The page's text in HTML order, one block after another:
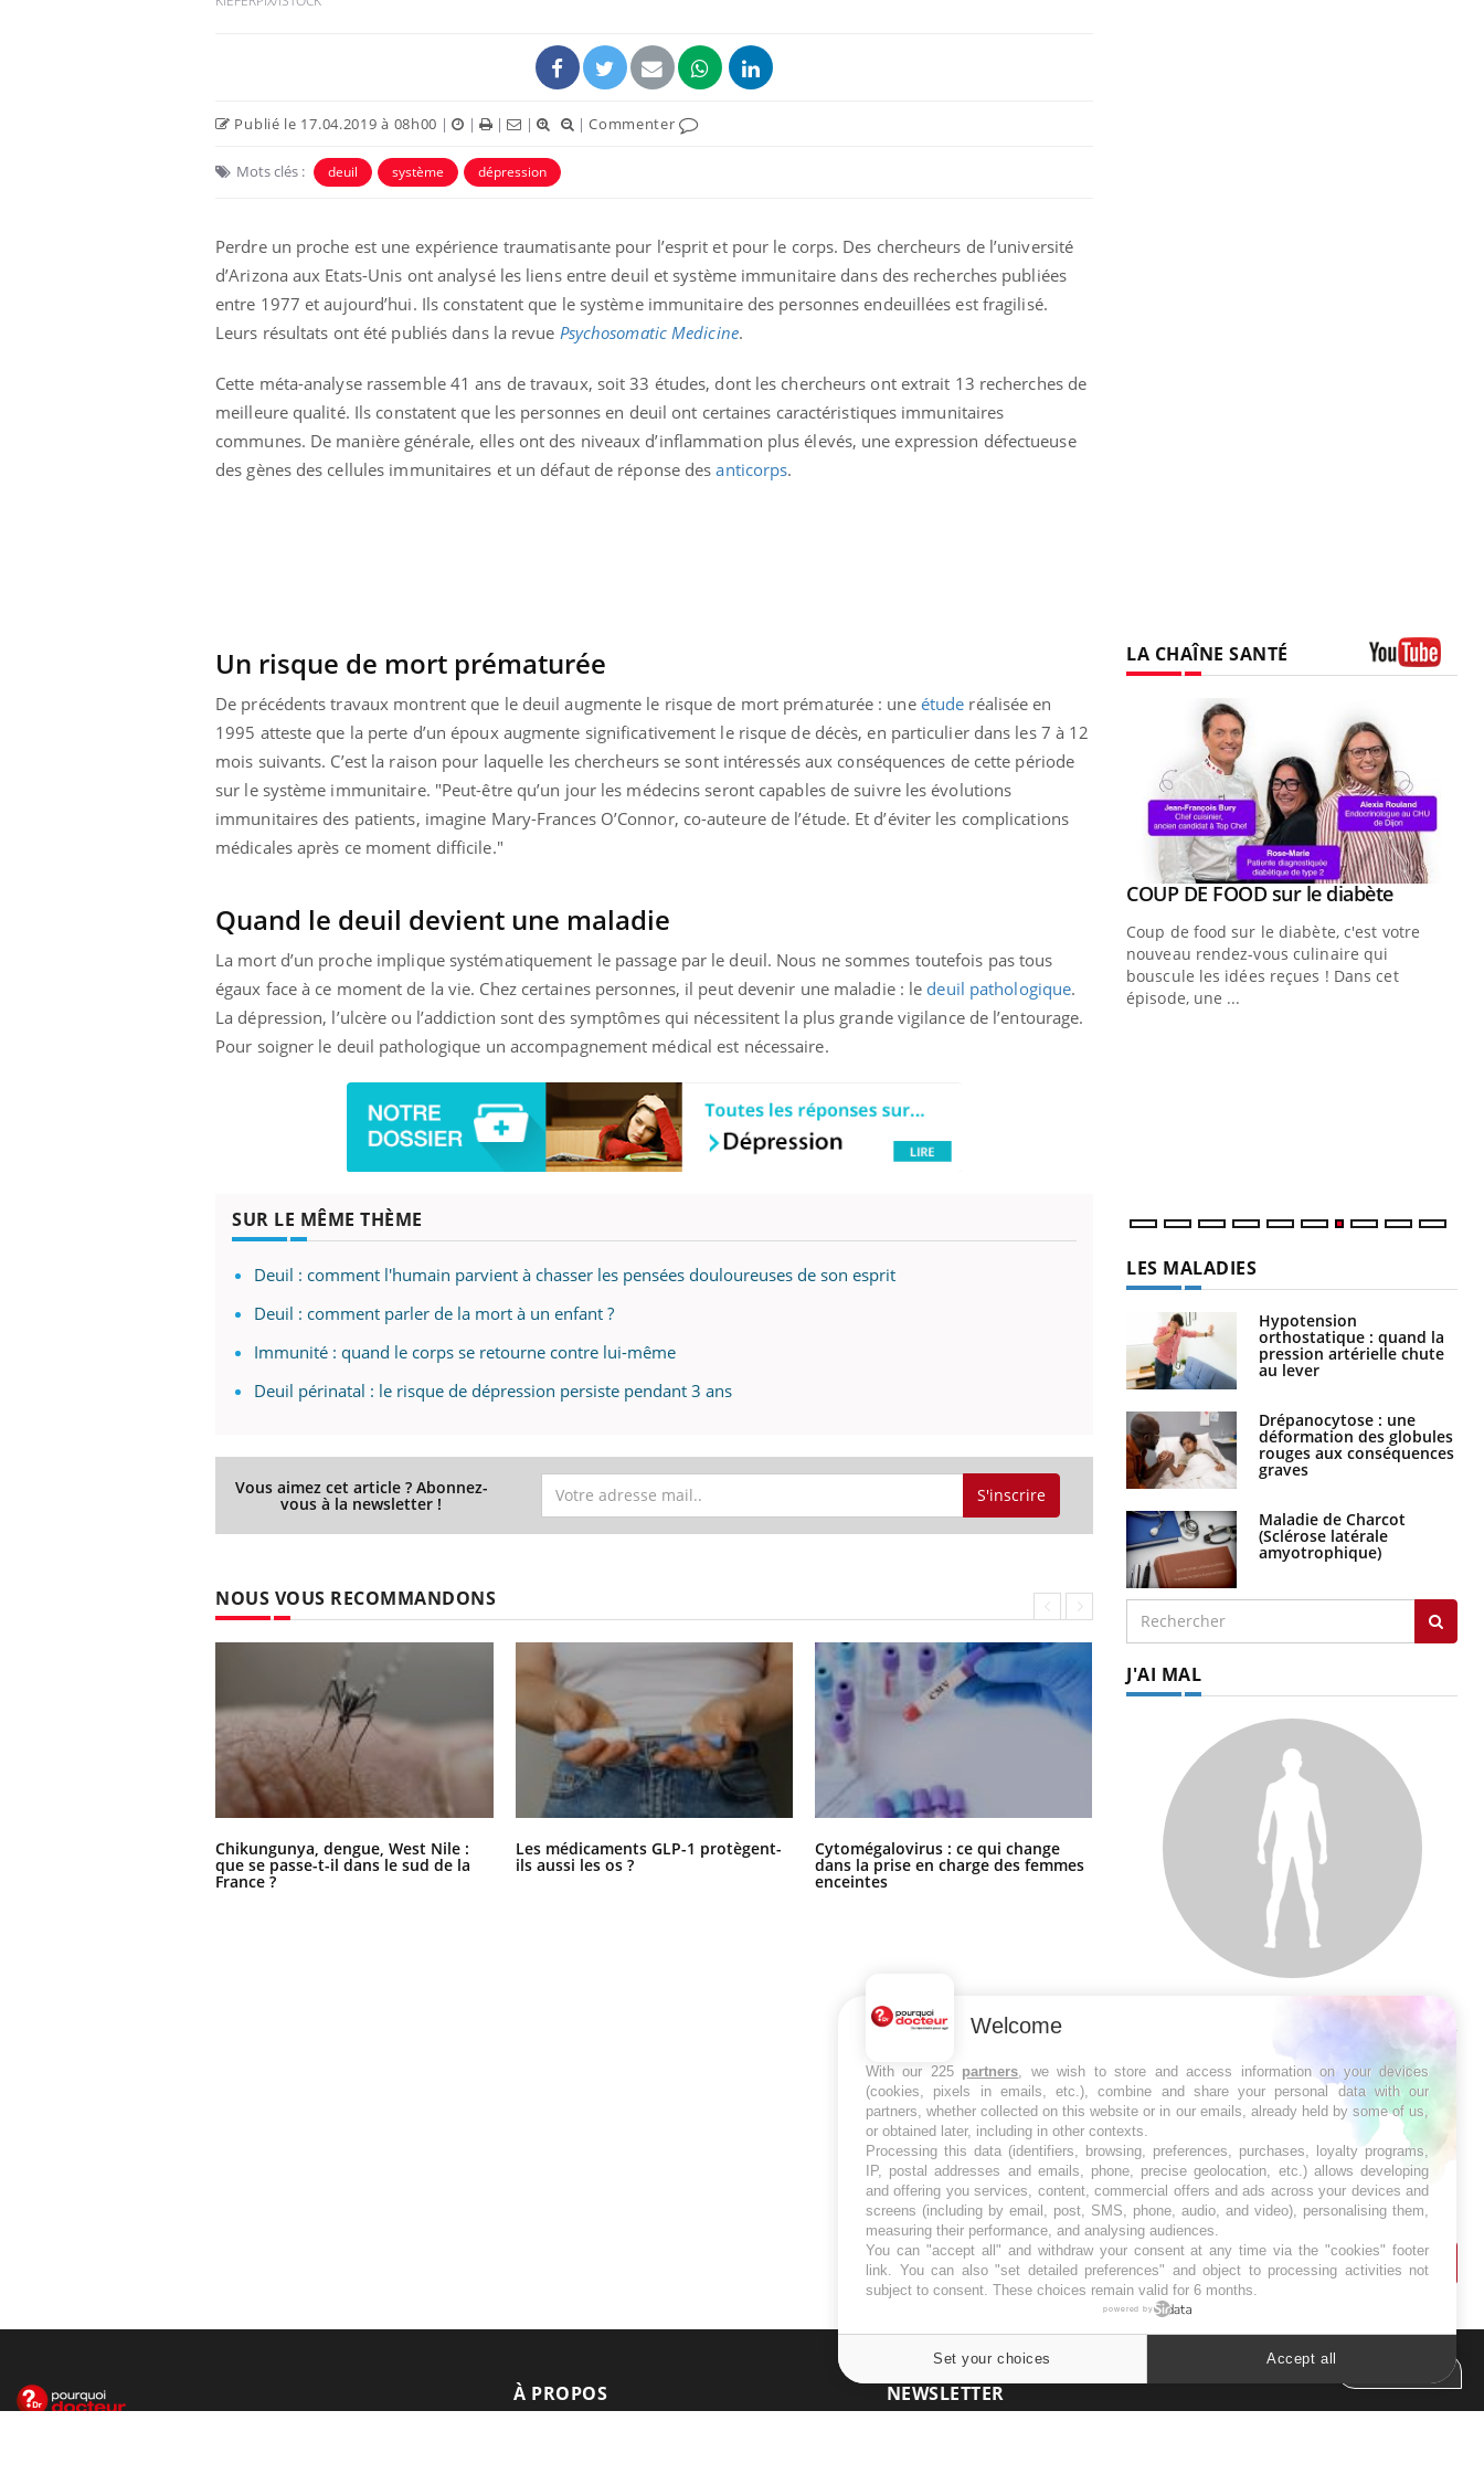
Publié le 17.04.2019 à 08h00 | | | | |Commenter
Mots clés : deuil système dépression
Perdre un proche est une expérience traumatisante pour l’esprit et pour le corps. Des chercheurs de l’université
d’Arizona aux Etats-Unis ont analysé les liens entre deuil et système immunitaire dans des recherches publiées
entre 1977 et aujourd’hui. Ils constatent que le système immunitaire des personnes endeuillées est fragilisé.
Leurs résultats ont été publiés dans la revue Psychosomatic Medicine.
Cette méta-analyse rassemble 41 ans de travaux, soit 33 études, dont les chercheurs ont extrait 13 recherches de
meilleure qualité. Ils constatent que les personnes en deuil ont certaines caractéristiques immunitaires
communes. De manière générale, elles ont des niveaux d’inflammation plus élevés, une expression défectueuse
des gènes des cellules immunitaires et un défaut de réponse desanticorps.
Un risque de mort prématurée
De précédents travaux montrent que le deuil augmente le risque de mort prématurée : une étude réalisée en
1995 atteste que la perte d’un époux augmente significativement le risque de décès, en particulier dans les 7 à 12
mois suivants. C’est la raison pour laquelle les chercheurs se sont intéressés aux conséquences de cette période
sur le système immunitaire. "Peut-être qu’un jour les médecins seront capables de suivre les évolutions
immunitaires des patients, imagine Mary-Frances O’Connor, co-auteure de l’étude. Et d’éviter les complications
médicales après ce moment difficile."
Quand le deuil devient une maladie
La mort d’un proche implique systématiquement le passage par le deuil. Nous ne sommes toutefois pas tous
égaux face à ce moment de la vie. Chez certaines personnes, il peut devenir une maladie : le deuil pathologique.
La dépression, l’ulcère ou l’addiction sont des symptômes qui nécessitent la plus grande vigilance de l’entourage.
Pour soigner le deuil pathologique un accompagnement médical est nécessaire.
SUR LE MÊME THÈME
Deuil : comment l'humain parvient à chasser les pensées douloureuses de son esprit
Deuil : comment parler de la mort à un enfant ?
Immunité : quand le corps se retourne contre lui-même
Deuil périnatal : le risque de dépression persiste pendant 3 ans
Vous aimez cet article ? Abonnez-
vous à la newsletter ! S'inscrire
NOUS VOUS RECOMMANDONS
Chikungunya, dengue, West Nile :
que se passe-t-il dans le sud de la
France ?
Les médicaments GLP-1 protègent-
ils aussi les os ?
Cytomégalovirus : ce qui change
dans la prise en charge des femmes
enceintes
La sieste empêche-t-elle de dormir
la nuit ?
LA CHAÎNE SANTÉ
préparer pour l’été !Youtube
L'été arrive… et avec lui, un tout nouveau
rythme de vie ! Vacances, plage, piscine,
soleil, activités en plein air… Nos mains
Le Ramadan approche, et, pour de
nombreuses personnes atteintes de
diabète, c'est une période de questions, de
défis, mais ...
Un établissement lié à un groupe
mutualiste innove en matière de bilan de
santé : l'utilisation d'un « jumeau
numérique » permet ...
Youtube
COUP DE FOOD sur le diabèteYoutube
Coup de food sur le diabète, c'est votre
nouveau rendez-vous culinaire qui
bouscule les idées reçues ! Dans cet
épisode, une ...
LES MALADIES
Hypotension
orthostatique : quand la
pression artérielle chute
au lever
Drépanocytose : une
déformation des globules
rouges aux conséquences
graves
Maladie de Charcot
(Sclérose latérale
amyotrophique)
J'AI MAL
Douleurs de l’avant-pied :
des métatarsalgies à 90 %
liées à problème d’appui
Mauvaise haleine : il faut
améliorer l’hygiène
bucco-dentaire
À PROPOS NEWSLETTER
Welcome
With our 225 partners, we wish to store and access information on your devices
(cookies, pixels in emails, etc.), combine and share your personal data with our
partners, whether collected on this website or in our emails, already held by some of us,
or obtained later, including in other contexts.
Processing this data (identifiers, browsing, preferences, purchases, loyalty programs,
IP, postal addresses and emails, phone, precise geolocation, etc.) allows developing
and offering you services, content, commercial offers and ads across your devices and
screens (including by email, post, SMS, phone, audio, and video), personalising them,
measuring their performance, and analysing audiences.
You can "accept all" and withdraw your consent at any time via the "cookies" footer
link. You can also "set detailed preferences" and object to processing activities not
subject to consent. These choices remain valid for 6 months.
powered by
Set your choices Accept all